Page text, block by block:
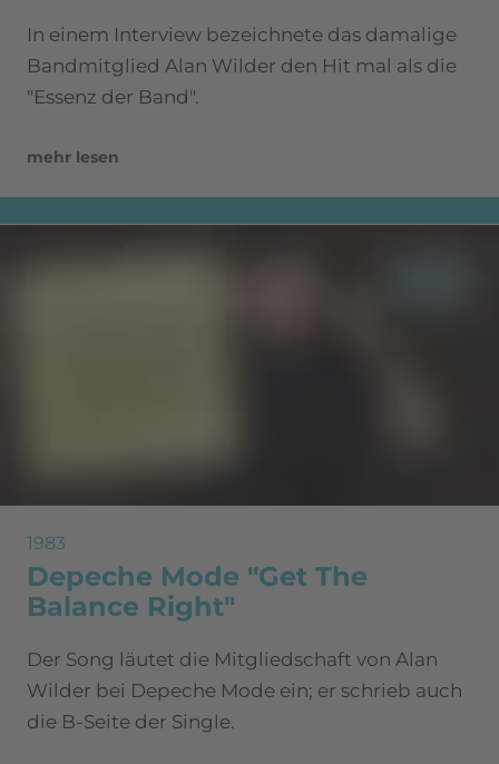
In einem Interview bezeichnete das damalige
Bandmitglied Alan Wilder den Hit mal als die
"Essenz der Band".
mehr lesen
1983
Depeche Mode "Get The
Balance Right"
Der Song läutet die Mitgliedschaft von Alan
Wilder bei Depeche Mode ein; er schrieb auch
die B-Seite der Single.